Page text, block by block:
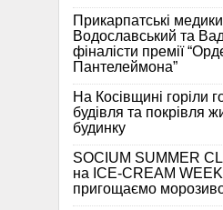
Прикарпатські
Водославський та
фіналісти премії
Пантелеймона”
На Косівщині горіли
будівля та покрівля
будинку
SOCIUM SUMMER
на ICE-CREAM
пригощаємо